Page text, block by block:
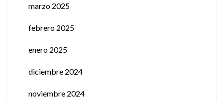
marzo 2025
febrero 2025
enero 2025
diciembre 2024
noviembre 2024